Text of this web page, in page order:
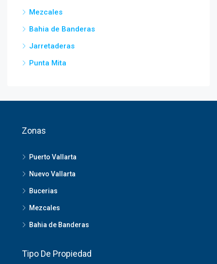
Mezcales
Bahia de Banderas
Jarretaderas
Punta Mita
Zonas
Puerto Vallarta
Nuevo Vallarta
Bucerias
Mezcales
Bahia de Banderas
Tipo De Propiedad